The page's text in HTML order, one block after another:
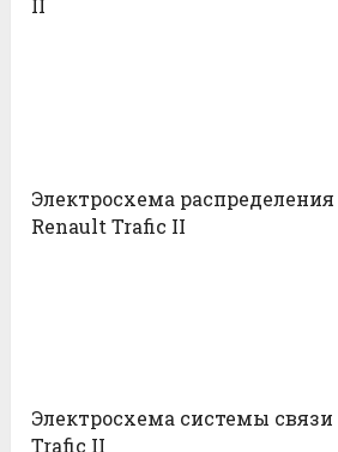
II
Электросхема
Renault Trafic II
Электросхема системы
Trafic II